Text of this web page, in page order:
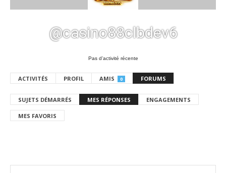
@casino88clbdev6
Pas d’activité récente
ACTIVITÉS PROFIL AMIS 0 FORUMS
SUJETS DÉMARRÉS MES RÉPONSES ENGAGEMENTS
MES FAVORIS